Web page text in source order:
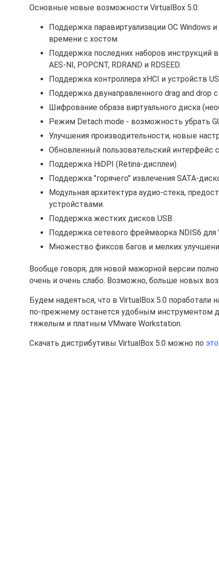
Основные новые возможности VirtualBox 5.0:
Поддержка паравиртуализации ОС Windows
времени с хостом.
Поддержка последних наборов инструкций в
AES-NI, POPCNT, RDRAND и RDSEED.
Поддержка контроллера xHCI и устройств
Поддержка двунаправленного drag and drop
Шифрование образа виртуального диска
Режим Detach mode - возможность убрать
Улучшения производительности, новые
Обновленный пользовательский интерфейс
Поддержка HiDPI (Retina-дисплеи).
Поддержка "горячего" извлечения SATA-
Модульная архитектура аудио-стека,
устройствами.
Поддержка жестких дисков USB.
Поддержка сетевого фреймворка NDIS6 для
Множество фиксов багов и мелких
Вообще говоря, для новой мажорной версии
очень и очень слабо. Возможно, больше новых
Будем надеяться, что в VirtualBox 5.0
по-прежнему останется удобным инструментом
тяжелым и платным VMware Workstation.
Скачать дистрибутивы VirtualBox 5.0 можно по